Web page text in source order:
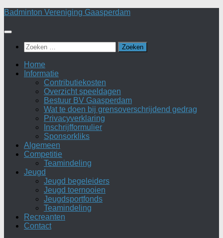
Doorgaan
inhoud
Badminton Vereniging Gaasperdam
Zoeken
naar:
Home
Informatie
Contributiekosten
Overzicht speeldagen
Bestuur BV Gaasperdam
Wat te doen bij grensoverschrijdend gedrag
Privacyverklaring
Inschrijfformulier
Sponsorkliks
Algemeen
Competitie
Teamindeling
Jeugd
Jeugd begeleiders
Jeugd toernooien
Jeugdsportfonds
Teamindeling
Recreanten
Contact